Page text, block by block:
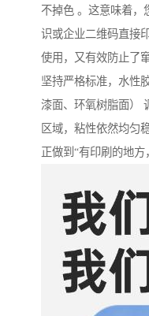
不掉色 。这意味着，
识或企业二维码直接
使用，又有效防止了
坚持严格标准，水性
漆面、环氧树脂面）
区域，粘性依然均匀
正做到“有印刷的地方